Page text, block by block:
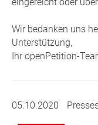
Wir bedanken uns
Unterstützung,
Ihr openPetition-
05.10.2020